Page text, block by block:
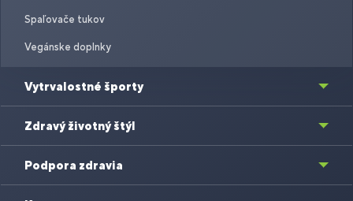
Spaľovače tukov
Vegánske doplnky
Vytrvalostné športy
Zdravý životný štýl
Podpora zdravia